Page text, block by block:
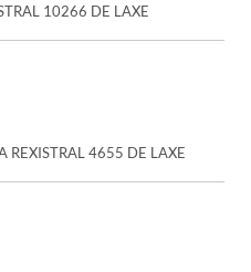
10266 DE LAXE
REXISTRAL 4655 DE LAXE